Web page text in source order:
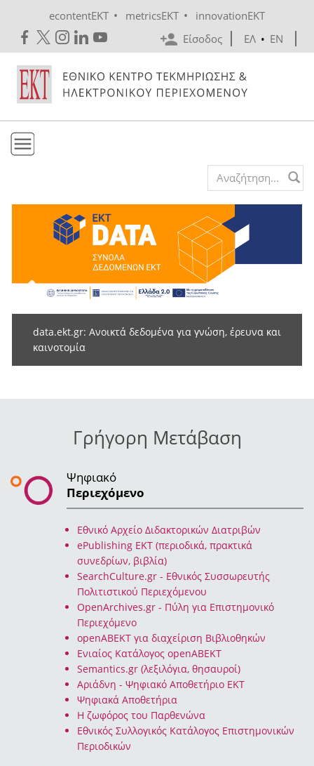
econtentEKT • metricsEKT •
innovationEKT
Είσοδος
ΕΛ • EN
Εκδόσεις
Ενημέρωση
Search form
data.ekt.gr: Ανοικτά δεδομένα για γνώση, έρευνα και
καινοτομία
Previous Next
Γρήγορη Μετάβαση
Ψηφιακό
Περιεχόμενο
Eθνικό Αρχείο Διδακτορικών Διατριβών
ePublishing EKT (περιοδικά, πρακτικά
συνεδρίων, βιβλία)
SearchCulture.gr - Εθνικός Συσσωρευτής
Πολιτιστικού Περιεχόμενου
OpenArchives.gr - Πύλη για Επιστημονικό
Περιεχόμενο
openABEKT για διαχείριση Βιβλιοθηκών
Ενιαίος Κατάλογος openABEKT
Semantics.gr (λεξιλόγια, θησαυροί)
Αριάδνη - Ψηφιακό Αποθετήριο ΕΚΤ
Ψηφιακά Αποθετήρια
Η ζωφόρος του Παρθενώνα
Eθνικός Συλλογικός Κατάλογος Επιστημονικών
Περιοδικών